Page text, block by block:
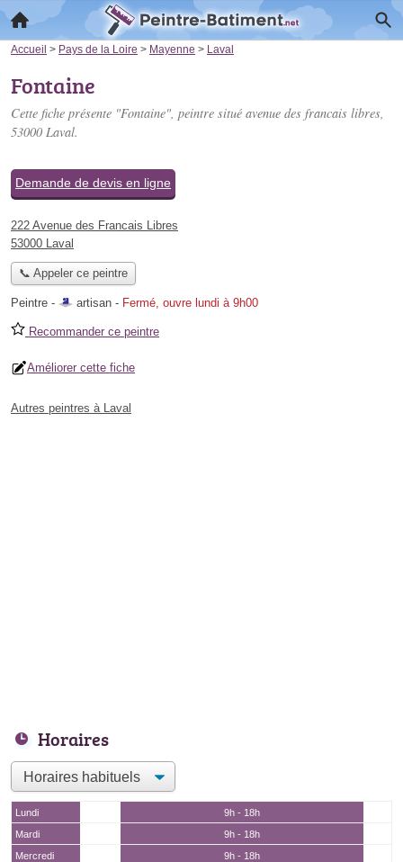
Accueil > Pays de la Loire > Mayenne > Laval
Fontaine
Cette fiche présente "Fontaine", peintre situé avenue des francais libres,
53000 Laval.
Demande de devis en ligne
222 Avenue des Francais Libres
53000 Laval
📞 Appeler ce peintre
Peintre - artisan - Fermé, ouvre lundi à 9h00
Recommander ce peintre
Améliorer cette fiche
Autres peintres à Laval
Horaires
Lundi
9h - 18h
Mardi
9h - 18h
Mercredi
9h - 18h